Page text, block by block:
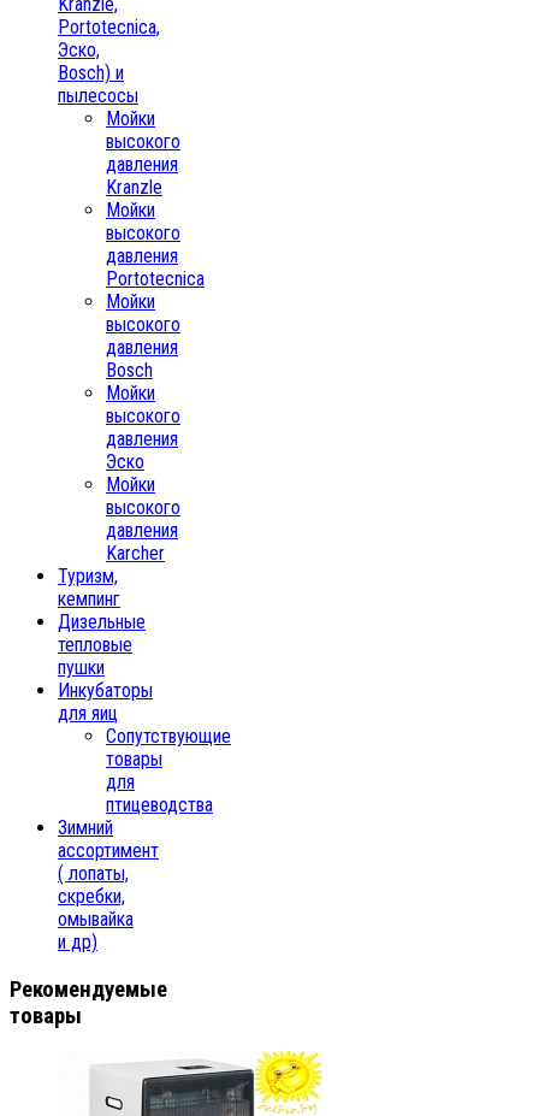
Portotecnica,
Эско,
Bosch) и
пылесосы
Мойки
высокого
давления
Kranzle
Мойки
высокого
давления
Portotecnica
Мойки
высокого
давления
Bosch
Мойки
высокого
давления
Эско
Мойки
высокого
давления
Karcher
Туризм,
кемпинг
Дизельные
тепловые
пушки
Инкубаторы
для яиц
Сопутствующие
товары
для
птицеводства
Зимний
ассортимент
( лопаты,
скребки,
омывайка
и др)
Рекомендуемые
товары